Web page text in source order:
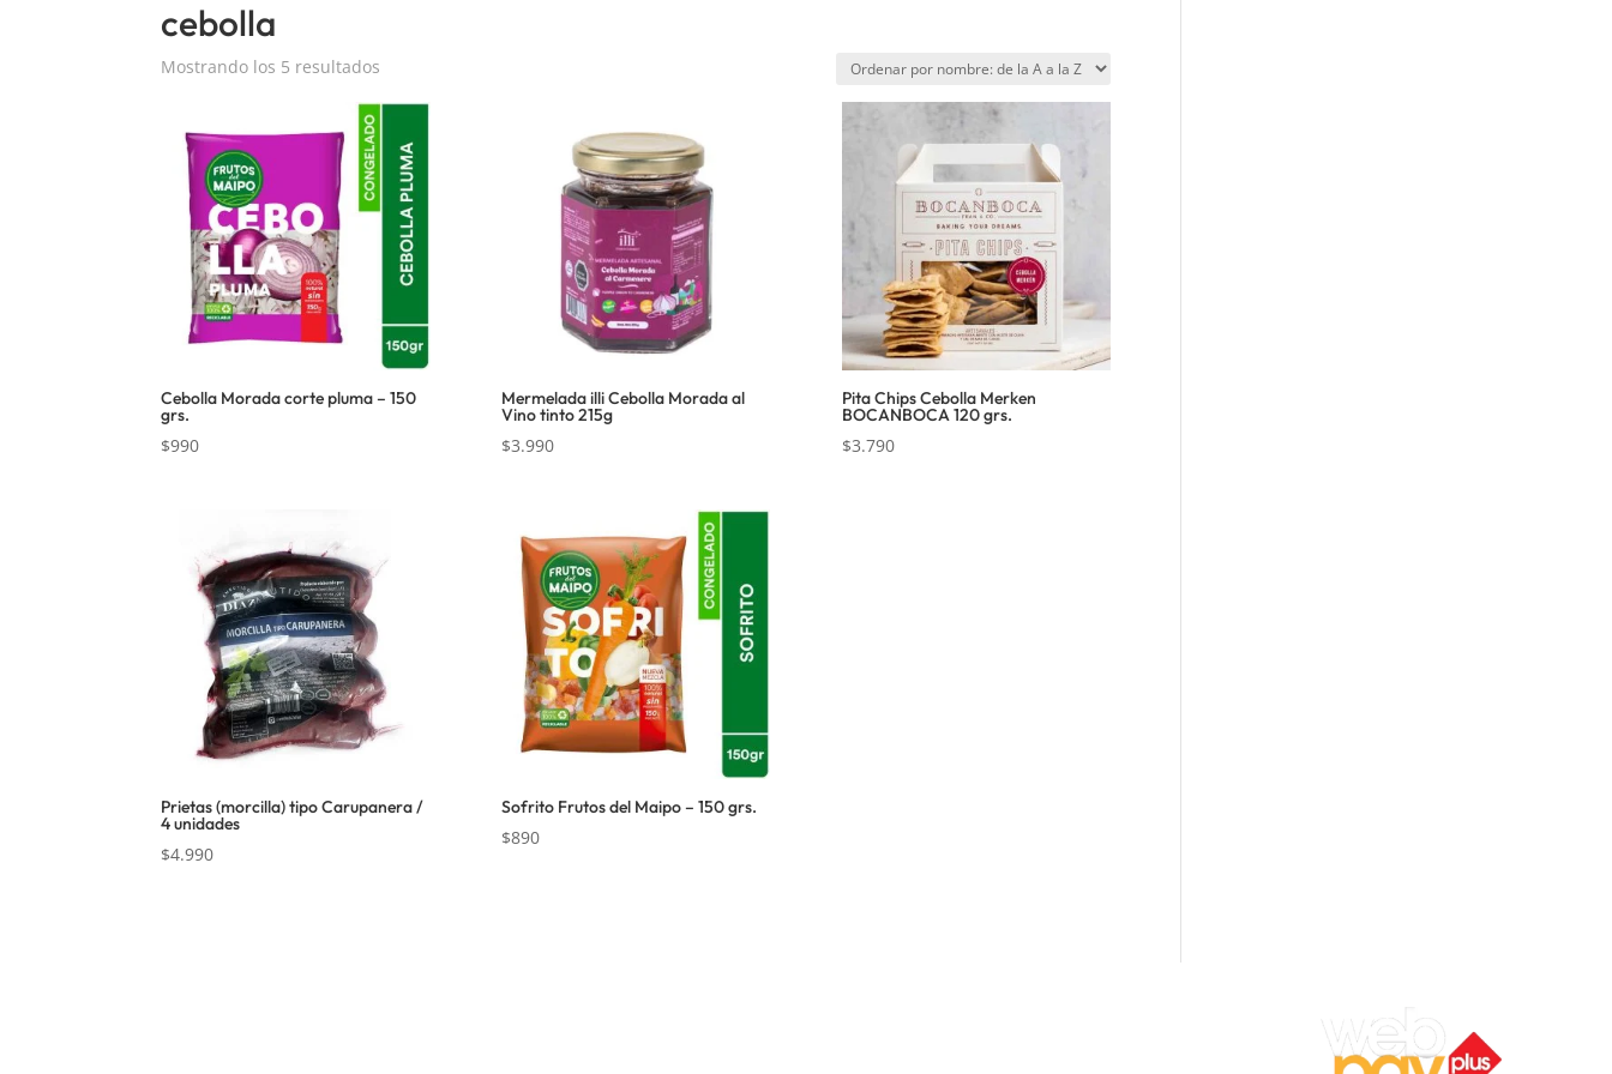
cebolla
Mostrando los 5 resultados
Cebolla Morada corte pluma – 150
grs.
$990
Mermelada illi Cebolla Morada al
Vino tinto 215g
$3.990
Pita Chips Cebolla Merken
BOCANBOCA 120 grs.
$3.790
Prietas (morcilla) tipo Carupanera /
4 unidades
$4.990
Sofrito Frutos del Maipo – 150 grs.
$890